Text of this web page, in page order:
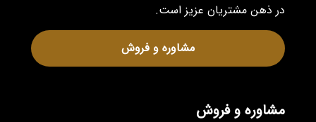
در ذهن مشتریان عزیز است.
مشاوره و فروش
مشاوره و فروش